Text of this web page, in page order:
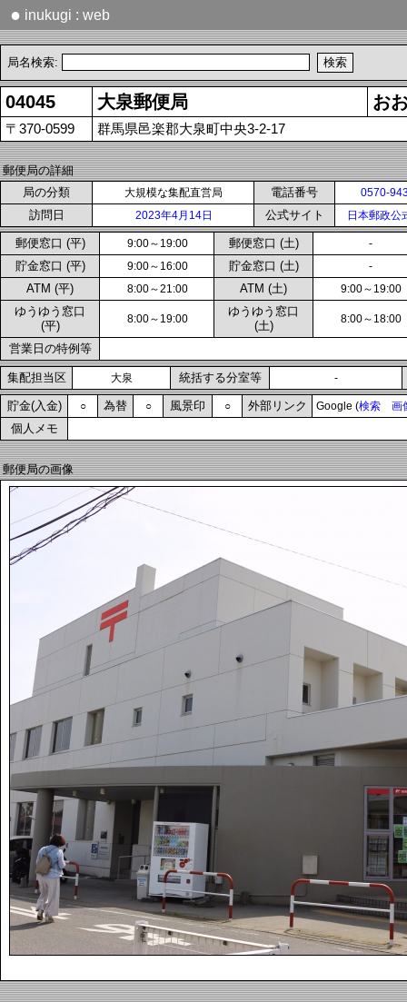
● inukugi : web
局名検索:
04045 大泉郵便局 お
〒370-0599 群馬県邑楽郡大泉町中央3-2-17
郵便局の詳細
局の分類
大規模な集配直営局 電話番号 0570-
訪問日 2023年4月14日 公式サイト 日本郵政公
郵便窓口 (平) 9:00～19:00 郵便窓口 (土) -
貯金窓口 (平) 9:00～16:00 貯金窓口 (土) -
ATM (平) 8:00～21:00 ATM (土) 9:00～19:00
ゆうゆう窓口
(平)
8:00～19:00
ゆうゆう窓口
(土)
8:00～18:00
営業日の特例等
集配担当区 大泉 統括する分室等 -
貯金(入金) ○ 為替 ○ 風景印 ○ 外部リンク Google (検索 画
個人メモ
郵便局の画像